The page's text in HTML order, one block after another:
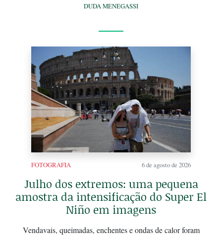
DUDA MENEGASSI
FOTOGRAFIA 6 de agosto de 2026
Julho dos extremos: uma pequena
amostra da intensificação do Super El
Niño em imagens
Vendavais, queimadas, enchentes e ondas de calor foram